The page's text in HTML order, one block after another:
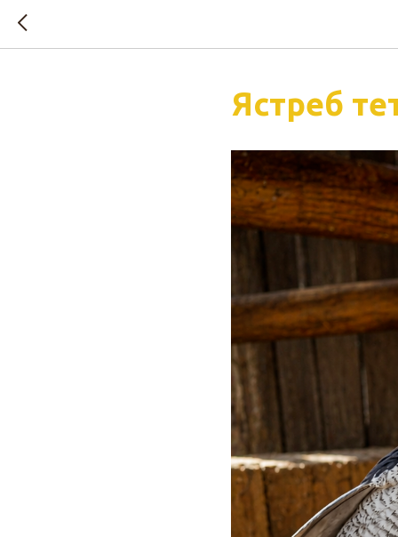
Ястреб